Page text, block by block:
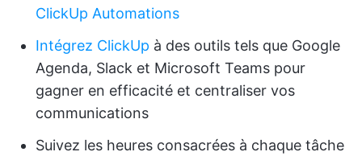
ClickUp Automations
Intégrez ClickUp à des outils tels que Google
Agenda, Slack et Microsoft Teams pour
gagner en efficacité et centraliser vos
communications
Suivez les heures consacrées à chaque tâche